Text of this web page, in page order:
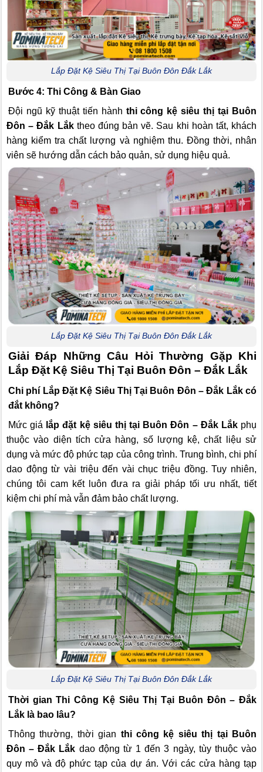
Lắp Đặt Kệ Siêu Thị Tại Buôn Đôn Đắk Lắk
Bước 4: Thi Công & Bàn Giao
Đội ngũ kỹ thuật tiến hành thi công kệ siêu thị tại Buôn
Đôn – Đắk Lắktheo đúng bản vẽ. Sau khi hoàn tất, khách
hàng kiểm tra chất lượng và nghiệm thu. Đồng thời, nhân
viên sẽ hướng dẫn cách bảo quản, sử dụng hiệu quả.
Lắp Đặt Kệ Siêu Thị Tại Buôn Đôn Đắk Lắk
Giải Đáp Những Câu Hỏi Thường Gặp Khi
Lắp Đặt Kệ Siêu Thị Tại Buôn Đôn – Đắk Lắk
Chi phí Lắp Đặt Kệ Siêu Thị Tại Buôn Đôn – Đắk Lắk có
đắt không?
Mức giá lắp đặt kệ siêu thị tại Buôn Đôn – Đắk Lắkphụ
thuộc vào diện tích cửa hàng, số lượng kệ, chất liệu sử
dụng và mức độ phức tạp của công trình. Trung bình, chi phí
dao động từ vài triệu đến vài chục triệu đồng. Tuy nhiên,
chúng tôi cam kết luôn đưa ra giải pháp tối ưu nhất, tiết
kiệm chi phí mà vẫn đảm bảo chất lượng.
Lắp Đặt Kệ Siêu Thị Tại Buôn Đôn Đắk Lắk
Thời gian Thi Công Kệ Siêu Thị Tại Buôn Đôn – Đắk
Lắk là bao lâu?
Thông thường, thời gian thi công kệ siêu thị tại Buôn
Đôn – Đắk Lắk dao động từ 1 đến 3 ngày, tùy thuộc vào
quy mô và độ phức tạp của dự án. Với các cửa hàng tạp